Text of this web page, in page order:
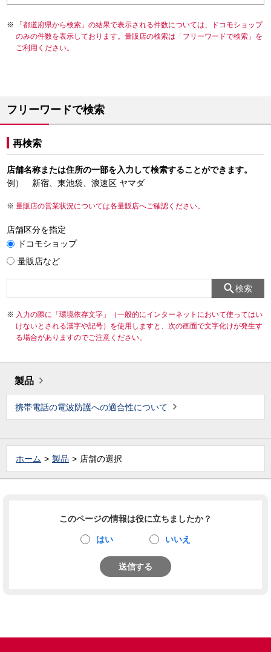
「都道府県から検索」の結果で表示される件数については、ドコモショップ
のみの件数を表示しております。量販店の検索は「フリーワードで検索」を
ご利用ください。
フリーワードで検索
再検索
店舗名称または住所の一部を入力して検索することができます。
例） 新宿、東池袋、浪速区 ヤマダ
量販店の営業状況については各量販店へご確認ください。
店舗区分を指定
ドコモショップ
量販店など
検索
入力の際に「環境依存文字」（一般的にインターネットにおいて使ってはい
けないとされる漢字や記号）を使用しますと、次の画面で文字化けが発生す
る場合がありますのでご注意ください。
製品
携帯電話の電波防護への適合性について
ホーム 製品 店舗の選択
このページの情報は役に立ちましたか？
はい いいえ
送信する